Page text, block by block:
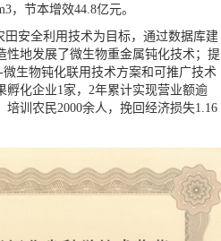
，节本增效44.8亿元。
安全利用技术为目标，通过数据库建
性地发展了微生物重金属钝化技术；提
生物钝化联用技术方案和可推广技术
化企业1家，2年累计实现营业额逾
训农民2000余人，挽回经济损失1.16